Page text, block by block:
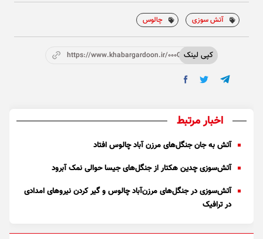
آتش سوزی چالوس
کپی لینکhttps://www.khabargardoon.ir/000OgG
اخبار مرتبط
آتش به جان جنگل‌های مرزن آباد چالوس افتاد
آتش‌سوزی چدین هکتار از جنگل‌های جیسا حوالی نمک آبرود
آتش‌سوزی در جنگل‌های مرزن‌آباد چالوس و گیر کردن نیروهای امدادی
در ترافیک